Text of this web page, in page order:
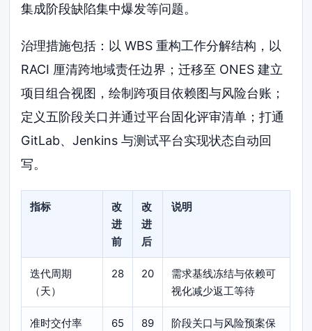
集成阶段缺陷集中爆发等问题。
治理措施包括：以 WBS 重构工作分解结构，以
RACI 厘清跨地域责任边界；迁移至 ONES 建立
项目组合视图，绘制跨项目依赖图与风险台账；
定义五阶段关口并通过平台固化评审清单；打通
GitLab、Jenkins 与测试平台实现状态自动回
写。
指标
改
进
前
改
进
后
说明
迭代周期
（天）
28 20
需求基线冻结与依赖可
视化减少返工等待
准时交付率
65
89
阶段关口与风险预案保